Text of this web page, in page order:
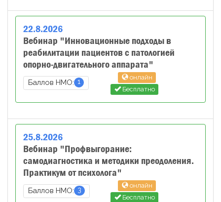
22.8.2026
Вебинар "Инновационные подходы в
реабилитации пациентов с патологией
опорно-двигательного аппарата"
Баллов НМО: 1
онлайн
Бесплатно
25.8.2026
Вебинар "Профвыгорание:
самодиагностика и методики преодоления.
Практикум от психолога"
Баллов НМО: 3
онлайн
Бесплатно